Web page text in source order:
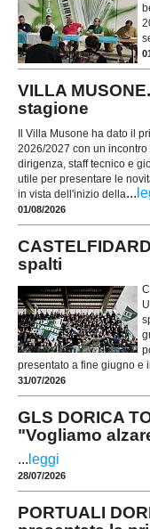
VILLA
stagione
Il Villa Musone ha dato il
2026/2027 con un
dirigenza, staff tecnico e
utile per presentare le
in vista dell'inizio della...
01/08/2026
spalti
presentato a fine giugno e
31/07/2026
GLS DORICA
"Vogliamo
... leggi
28/07/2026
PORTUALI